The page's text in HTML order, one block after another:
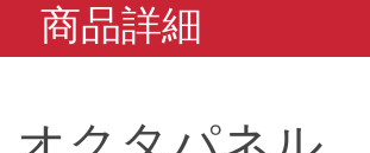
商品詳細